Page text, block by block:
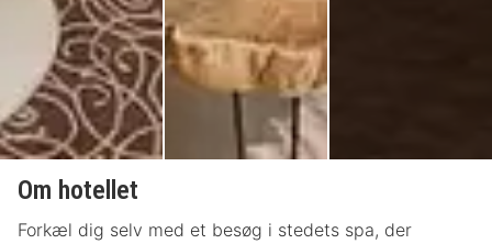
Om hotellet
Forkæl dig selv med et besøg i stedets spa, der